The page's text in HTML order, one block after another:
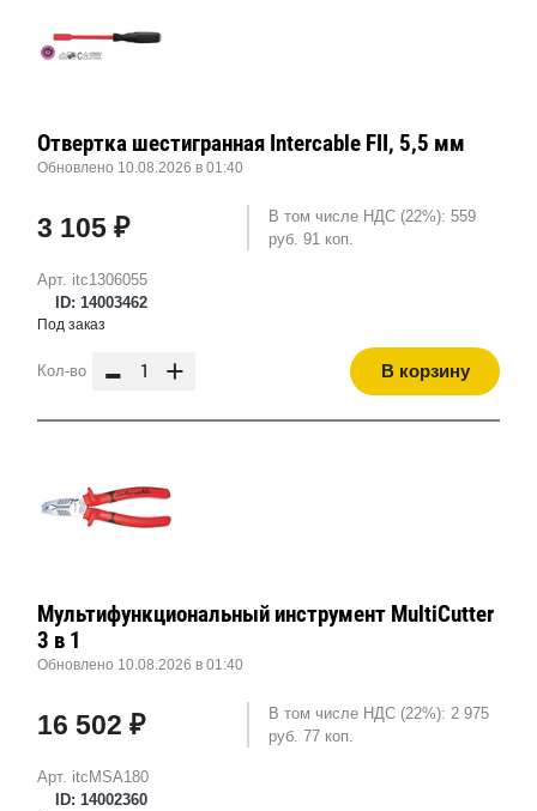
Арт. itc1306055
ID: 14003462
Отвертка шестигранная Intercable FII, 5,5 мм
Обновлено 10.08.2026 в 01:40
3 105 ₽
В том числе НДС (22%): 559
руб. 91 коп.
Под заказ
Кол-во - + В корзину
Арт. itcMSA180
ID: 14002360
Мультифункциональный инструмент MultiCutter
3 в 1
Обновлено 10.08.2026 в 01:40
16 502 ₽
В том числе НДС (22%): 2 975
руб. 77 коп.